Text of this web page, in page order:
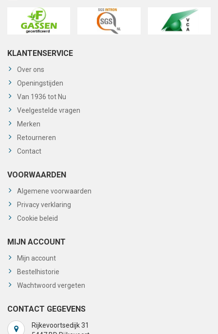
KLANTENSERVICE
Over ons
Openingstijden
Van 1936 tot Nu
Veelgestelde vragen
Merken
Retourneren
Contact
VOORWAARDEN
Algemene voorwaarden
Privacy verklaring
Cookie beleid
MIJN ACCOUNT
Mijn account
Bestelhistorie
Wachtwoord vergeten
CONTACT GEGEVENS
Rijkevoortsedijk 31